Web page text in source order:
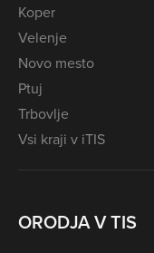
Koper
Velenje
Novo mesto
Ptuj
Trbovlje
Vsi kraji v iTIS
ORODJA V TIS